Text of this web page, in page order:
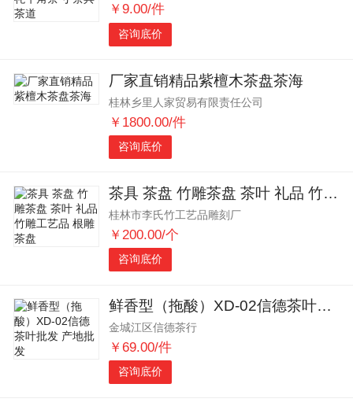
￥9.00/件
咨询底价
厂家直销精品紫檀木茶盘茶海
桂林乡里人家贸易有限责任公司
￥1800.00/件
咨询底价
茶具 茶盘 竹雕茶盘 茶叶 礼品 竹雕工艺品 根雕茶盘
桂林市李氏竹工艺品雕刻厂
￥200.00/个
咨询底价
鲜香型（拖酸）XD-02信德茶叶批发 产地批发
金城江区信德茶行
￥69.00/件
咨询底价